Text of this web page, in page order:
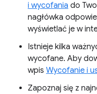
i wycofania do
nagłówka
wyświetlać je w
Istnieje kilka
wycofane. Aby
wpis Wycofanie i
Zapoznaj się z